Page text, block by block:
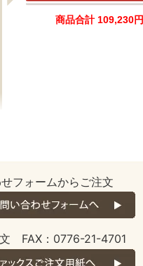
商品合計 109,230円
フォームからご注文
文 FAX：0776-21-4701